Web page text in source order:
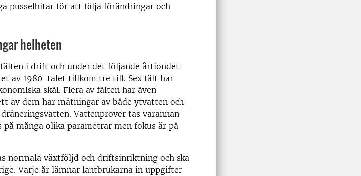
pusselbitar för att följa förändringar och
helheten
i drift och under det följande årtiondet
av 1980-talet tillkom tre till. Sex fält har
skäl. Flera av fälten har även
av dem har mätningar av både ytvatten och
Vattenprover tas varannan
många olika parametrar men fokus är på
normala växtföljd och driftsinriktning och ska
Varje år lämnar lantbrukarna in uppgifter